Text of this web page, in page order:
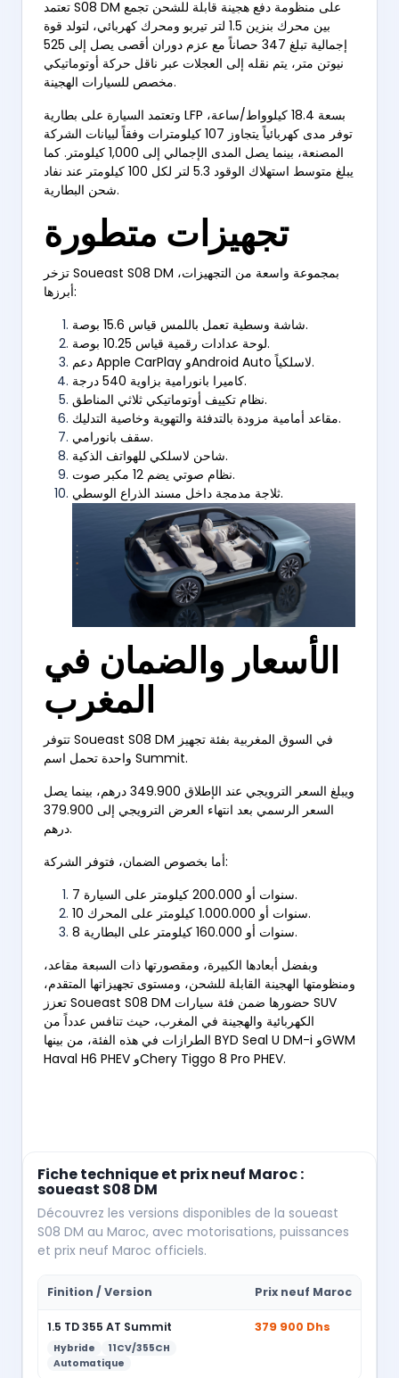
تعتمد S08 DM على منظومة دفع هجينة قابلة للشحن تجمع
بين محرك بنزين 1.5 لتر تيربو ومحرك كهربائي، لتولد قوة
إجمالية تبلغ 347 حصاناً مع عزم دوران أقصى يصل إلى 525
نيوتن متر، يتم نقله إلى العجلات عبر ناقل حركة أوتوماتيكي
مخصص للسيارات الهجينة.
وتعتمد السيارة على بطارية LFP بسعة 18.4 كيلوواط/ساعة،
توفر مدى كهربائياً يتجاوز 107 كيلومترات وفقاً لبيانات الشركة
المصنعة، بينما يصل المدى الإجمالي إلى 1,000 كيلومتر. كما
يبلغ متوسط استهلاك الوقود 5.3 لتر لكل 100 كيلومتر عند نفاد
شحن البطارية.
تجهيزات متطورة
تزخر Soueast S08 DM بمجموعة واسعة من التجهيزات،
أبرزها:
شاشة وسطية تعمل باللمس قياس 15.6 بوصة.
لوحة عدادات رقمية قياس 10.25 بوصة.
دعم Apple CarPlay وAndroid Auto لاسلكياً.
كاميرا بانورامية بزاوية 540 درجة.
نظام تكييف أوتوماتيكي ثلاثي المناطق.
مقاعد أمامية مزودة بالتدفئة والتهوية وخاصية التدليك.
سقف بانورامي.
شاحن لاسلكي للهواتف الذكية.
نظام صوتي يضم 12 مكبر صوت.
ثلاجة مدمجة داخل مسند الذراع الوسطي.
الأسعار والضمان في
المغرب
تتوفر Soueast S08 DM في السوق المغربية بفئة تجهيز
واحدة تحمل اسم Summit.
ويبلغ السعر الترويجي عند الإطلاق 349.900 درهم، بينما يصل
السعر الرسمي بعد انتهاء العرض الترويجي إلى 379.900
درهم.
أما بخصوص الضمان، فتوفر الشركة:
7 سنوات أو 200.000 كيلومتر على السيارة.
10 سنوات أو 1.000.000 كيلومتر على المحرك.
8 سنوات أو 160.000 كيلومتر على البطارية.
وبفضل أبعادها الكبيرة، ومقصورتها ذات السبعة مقاعد،
ومنظومتها الهجينة القابلة للشحن، ومستوى تجهيزاتها المتقدم،
تعزز Soueast S08 DM حضورها ضمن فئة سيارات SUV
الكهربائية والهجينة في المغرب، حيث تنافس عدداً من
الطرازات في هذه الفئة، من بينها BYD Seal U DM-i وGWM
Haval H6 PHEV وChery Tiggo 8 Pro PHEV.
Fiche technique et prix neuf Maroc :
soueast S08 DM
Découvrez les versions disponibles de la soueast
S08 DM au Maroc, avec motorisations, puissances
et prix neuf Maroc officiels.
Finition / Version Prix neuf Maroc
1.5 TD 355 AT Summit
Hybride
11CV/355CH
Automatique
379 900 Dhs